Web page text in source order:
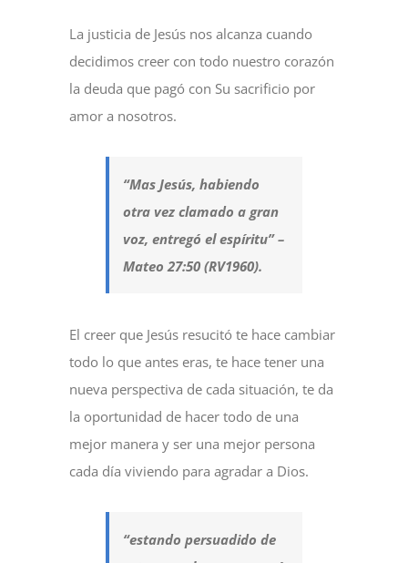
La justicia de Jesús nos alcanza cuando
decidimos creer con todo nuestro corazón
la deuda que pagó con Su sacrificio por
amor a nosotros.
“Mas Jesús, habiendo
otra vez clamado a gran
voz, entregó el espíritu” –
Mateo 27:50 (RV1960).
El creer que Jesús resucitó te hace cambiar
todo lo que antes eras, te hace tener una
nueva perspectiva de cada situación, te da
la oportunidad de hacer todo de una
mejor manera y ser una mejor persona
cada día viviendo para agradar a Dios.
“estando persuadido de